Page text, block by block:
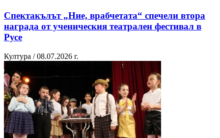
Спектакълът „Ние, врабчетата“ спечели втора
награда от ученическия театрален фестивал в
Русе
Култура / 08.07.2026 г.